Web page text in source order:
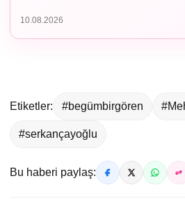
10.08.2026
Etiketler: #begümbirgören
#serkançayoğlu
Bu haberi paylaş: